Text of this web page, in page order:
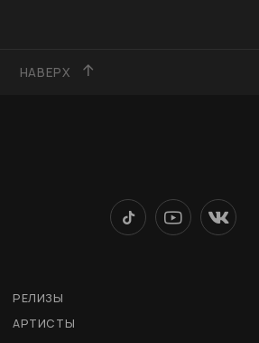
НАВЕРХ
РЕЛИЗЫ
АРТИСТЫ